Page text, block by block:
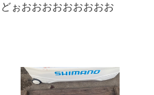
ぉおおおおおおおおお